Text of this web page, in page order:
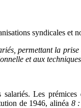
syndicales et
permettant la
et aux
Les
de 1946, alinéa 8